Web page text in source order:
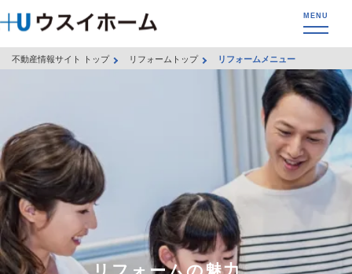
不動産情報サイト トップ リフォームトップ リフォームメニュー
リフォームの魅力、